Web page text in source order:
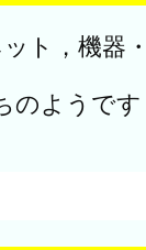
ト，機
ようで